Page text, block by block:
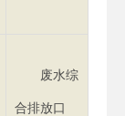
废水综
合排放口